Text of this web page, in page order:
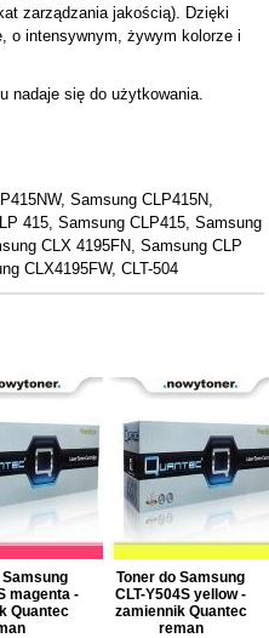
zarządzania jakością). Dzięki
o intensywnym, żywym kolorze i
nadaje się do użytkowania.
Samsung CLP415N,
415, Samsung CLP415, Samsung
CLX 4195FN, Samsung CLP
CLX4195FW, CLT-504
Samsung
magenta -
Quantec
Toner do Samsung
CLT-Y504S yellow -
zamiennik Quantec
reman